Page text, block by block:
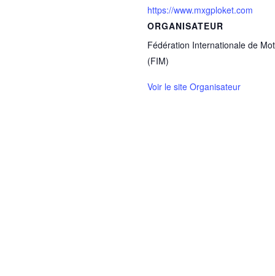
https://www.mxgploket.com
ORGANISATEUR
Fédération Internationale de
(FIM)
Voir le site Organisateur